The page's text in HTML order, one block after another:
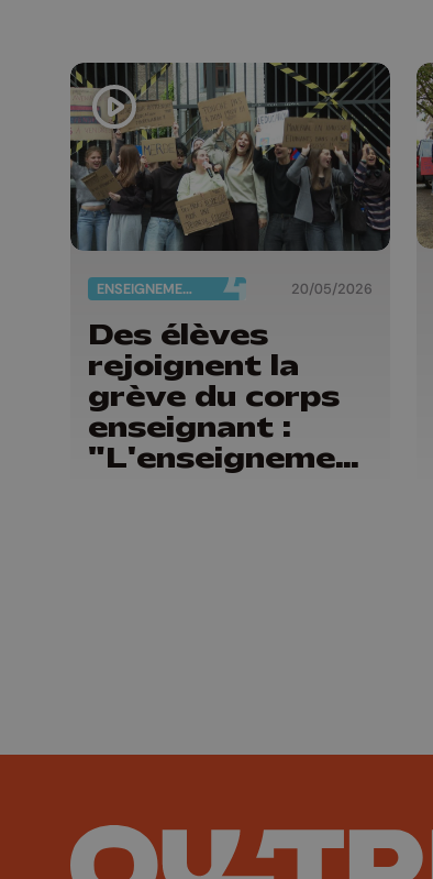
ENSEIGNEMENT 20/05/2026
Des élèves
rejoignent la
grève du corps
enseignant :
"L'enseignement